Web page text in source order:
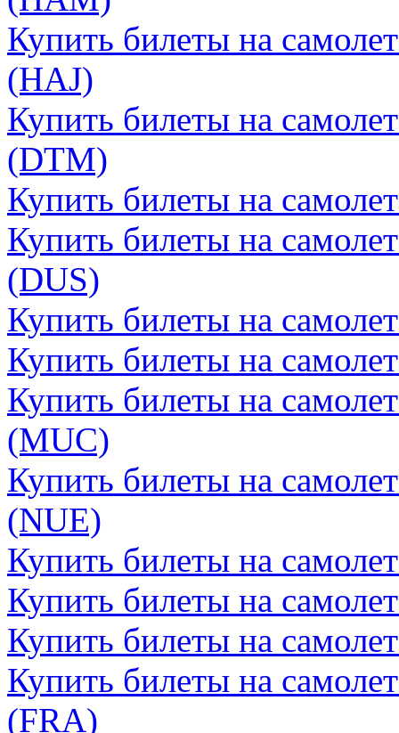
Купить билеты на
(HAJ)
Купить билеты на
(DTM)
Купить билеты на
Купить билеты на
(DUS)
Купить билеты на
Купить билеты на
Купить билеты на
(MUC)
Купить билеты на
(NUE)
Купить билеты на
Купить билеты на
Купить билеты на
Купить билеты на
(FRA)